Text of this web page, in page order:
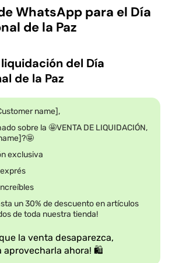
WhatsApp para el Día
de la Paz
del Día
de la Paz
name],
sobre la 🤩VENTA DE LIQUIDACIÓN,
exclusiva
un 30% de descuento en artículos
de toda nuestra tienda!
la venta desaparezca,
aprovecharla ahora! 🛍️